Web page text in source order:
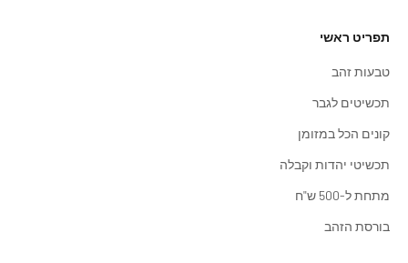
תפריט ראשי
טבעות זהב
תכשיטים לגבר
קונים הכל במזומן
תכשיטי יהדות וקבלה
מתחת ל-500 ש"ח
בורסת הזהב